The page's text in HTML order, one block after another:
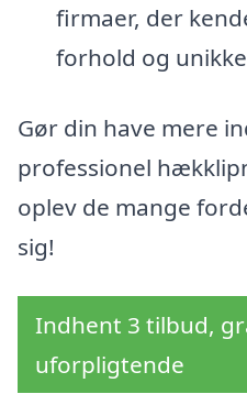
firmaer, der
forhold og
Gør din have mere
professionel
oplev de mange
sig!
Indhent 3 tilbud,
uforpligtende